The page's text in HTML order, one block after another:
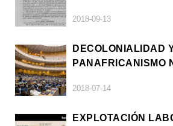
2018-09-13
DECOLONIALIDAD
PANAFRICANISMO
2018-07-14
EXPLOTACIÓN